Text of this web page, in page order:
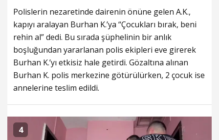
Polislerin nezaretinde dairenin önüne gelen A.K.,
kapıyı aralayan Burhan K.’ya “Çocukları bırak, beni
rehin al” dedi. Bu sırada şüphelinin bir anlık
boşluğundan yararlanan polis ekipleri eve girerek
Burhan K.’yı etkisiz hale getirdi. Gözaltına alınan
Burhan K. polis merkezine götürülürken, 2 çocuk ise
annelerine teslim edildi.
4